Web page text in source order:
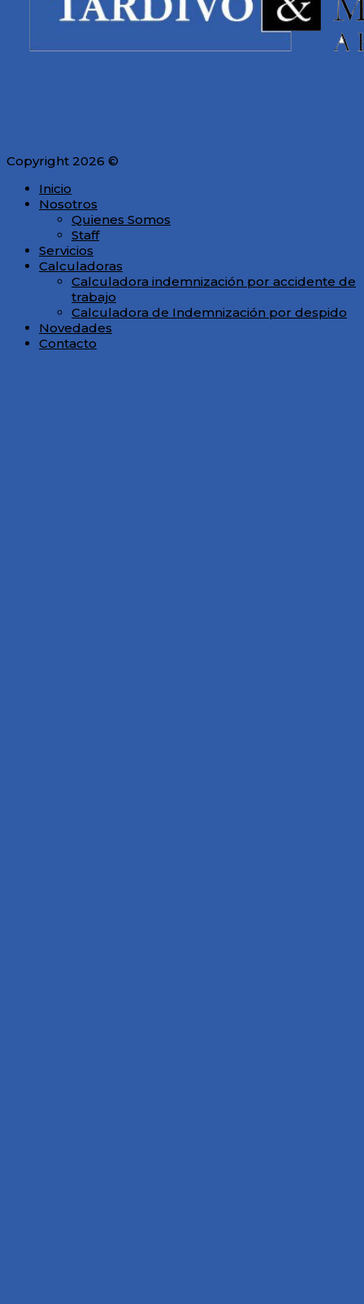
Copyright 2026 ©
Inicio
Nosotros
Quienes Somos
Staff
Servicios
Calculadoras
Calculadora indemnización por accidente de
trabajo
Calculadora de Indemnización por despido
Novedades
Contacto